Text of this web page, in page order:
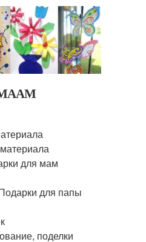
МААМ
для мам
для папы
поделки